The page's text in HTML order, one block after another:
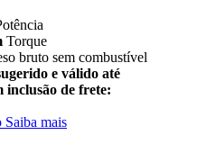
Torque
bruto sem combustível
e válido até
inclusão de frete:
Saiba mais